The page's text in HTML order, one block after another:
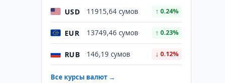
USD 11915,64 сумов ↑ 0.24%
EUR 13749,46 сумов ↑ 0.23%
RUB 146,19 сумов ↓ 0.12%
Все курсы валют →